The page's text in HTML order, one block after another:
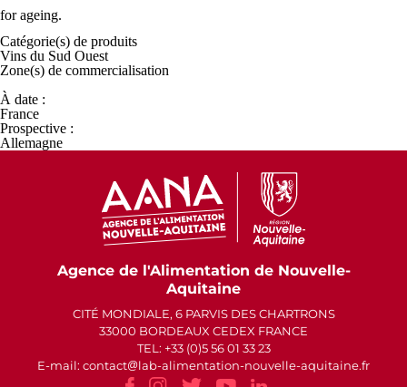
for ageing.
Catégorie(s) de produits
Vins du Sud Ouest
Zone(s) de commercialisation
À date :
France
Prospective :
Allemagne
Agence de l'Alimentation de Nouvelle-
Aquitaine
CITÉ MONDIALE, 6 PARVIS DES CHARTRONS
33000 BORDEAUX CEDEX FRANCE
TEL: +33 (0)5 56 01 33 23
E-mail: contact
lab-alimentation-nouvelle-aquitaine.fr